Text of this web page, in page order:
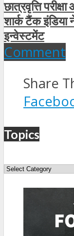
छात्रवृत्ति
शार्क टैंक
इन्वेस्टमेंट
Comment
Share
Topics
Topics